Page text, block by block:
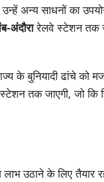
अन्य साधनों का
अंदौरारेलवे स्टेशन तक
के बुनियादी ढांचे को
तक जाएगी, जो कि
उठाने के लिए तैयार